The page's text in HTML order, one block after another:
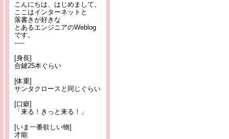
こんにちは、はじめまして。
ここはインターネットと
落書きが好きな
とあるエンジニアのWeblog
です。
-----
[身長]
合鍵25本ぐらい
[体重]
サンタクロースと同じぐらい
[口癖]
「来る！きっと来る！」
[いま一番欲しい物]
才能